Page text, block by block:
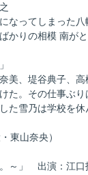
ってしまった
りの相模 南がと
美、堤谷典子、
。その仕事ぶ
た雪乃は学校を休
東山奈央）
～」 出演：